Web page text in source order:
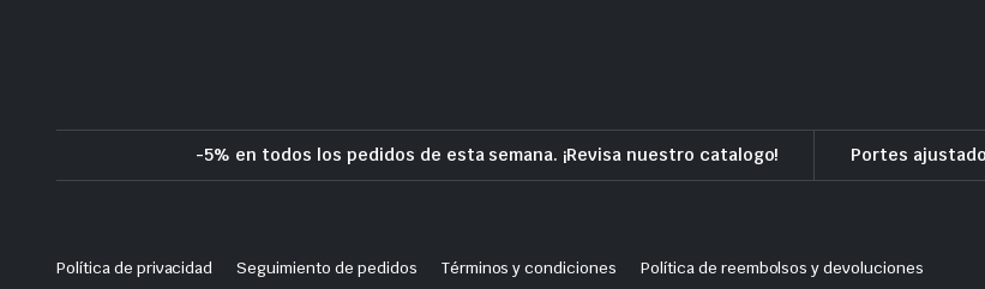
-5% en todos los pedidos de esta semana. ¡Revisa nuestro catalogo! Portes
Política de privacidad Seguimiento de pedidos Términos y condiciones Política de reembolsos y devoluciones